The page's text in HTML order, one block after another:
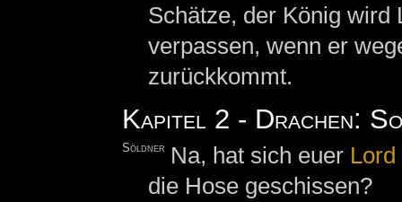
Schätze, der König wird
verpassen, wenn er
zurückkommt.
Kapitel 2 - Drachen:
Söldner Na, hat sich euer
die Hose geschissen?